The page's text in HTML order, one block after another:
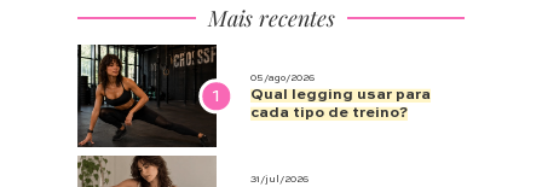
Mais recentes
1
05/ago/2026
Qual legging usar para
cada tipo de treino?
31/jul/2026